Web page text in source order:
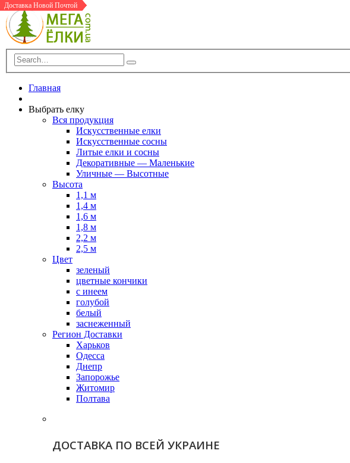
Главная
Выбрать елку
Вся продукция
Искусственные елки
Искусственные сосны
Литые елки и сосны
Декоративные — Маленькие
Уличные — Высотные
Высота
1,1 м
1,4 м
1,6 м
1,8 м
2,2 м
2,5 м
Цвет
зеленый
цветные кончики
с инеем
голубой
белый
заснеженный
Регион Доставки
Харьков
Одесса
Днепр
Запорожье
Житомир
Полтава
ДОСТАВКА ПО ВСЕЙ УКРАИНЕ
Доставка Новой Почтой
Доставка Новой Почтой
Доставка Новой Почтой
В Шоу-Руме
Доставка Новой Почтой
Доставка Новой Почтой